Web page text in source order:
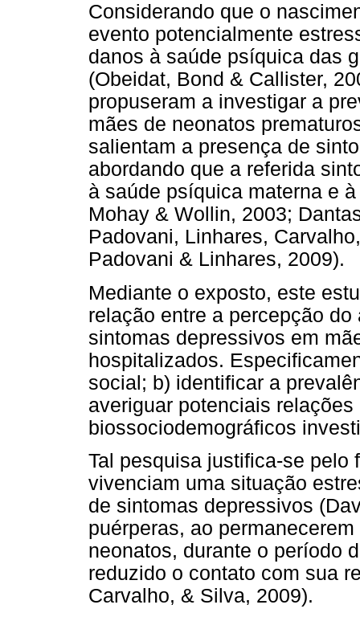
Considerando que o
evento potencialmente
danos à saúde psíquica das
(Obeidat, Bond & Callister,
propuseram a investigar a
mães de neonatos
salientam a presença de
abordando que a referida
à saúde psíquica materna e
Mohay & Wollin, 2003;
Padovani, Linhares,
Padovani & Linhares, 2009).
Mediante o exposto, este
relação entre a percepção
sintomas depressivos em
hospitalizados.
social; b) identificar a
averiguar potenciais
biossociodemográficos
Tal pesquisa justifica-se pelo
vivenciam uma situação
de sintomas depressivos
puérperas, ao
neonatos, durante o período
reduzido o contato com sua
Carvalho, & Silva, 2009).